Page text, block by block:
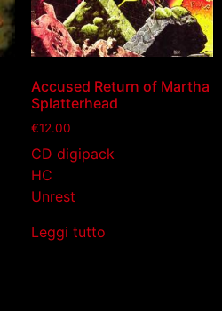
Accused Return of Martha
Splatterhead
€12.00
CD digipack
HC
Unrest
Leggi tutto